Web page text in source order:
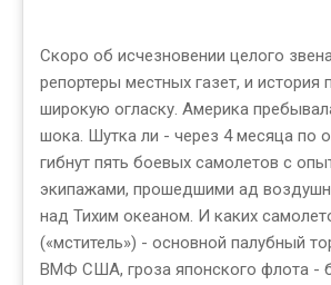
Скоро об исчезновении целого
репортеры местных газет, и история
широкую огласку. Америка
шока. Шутка ли - через 4 месяца по
гибнут пять боевых самолетов с
экипажами, прошедшими ад
над Тихим океаном. И каких
(«мститель») - основной палубный
ВМФ США, гроза японского флота -